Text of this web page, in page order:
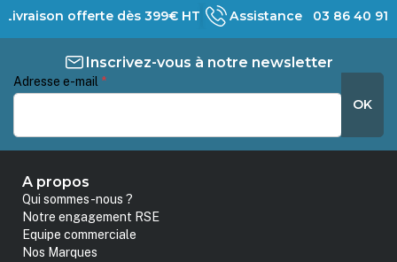
Livraison offerte dès 399€ HT Assistance 03 86 40 91
Inscrivez-vous à notre newsletter
Adresse e-mail *
OK
A propos
Qui sommes-nous ?
Notre engagement RSE
Equipe commerciale
Nos Marques